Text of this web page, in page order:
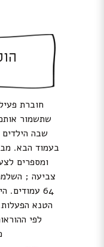
חוברת
שתשמור
שבה
בעמוד הבא.
ומספרים
צביעה ;
64
הטנא
לפי